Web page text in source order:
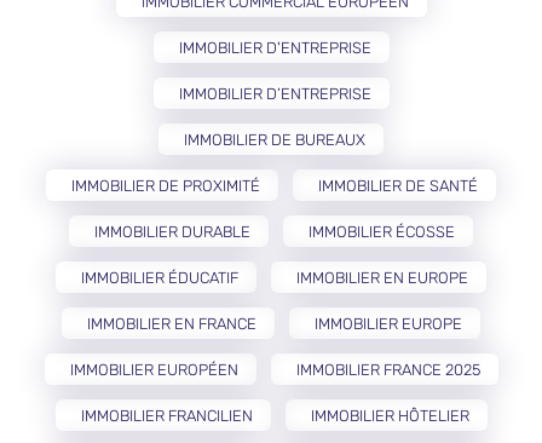
IMMOBILIER D'ENTREPRISE
IMMOBILIER D’ENTREPRISE
IMMOBILIER DE BUREAUX
IMMOBILIER DE PROXIMITÉ IMMOBILIER DE SANTÉ
IMMOBILIER DURABLE IMMOBILIER ÉCOSSE
IMMOBILIER ÉDUCATIF IMMOBILIER EN EUROPE
IMMOBILIER EN FRANCE IMMOBILIER EUROPE
IMMOBILIER EUROPÉEN IMMOBILIER FRANCE 2025
IMMOBILIER FRANCILIEN IMMOBILIER HÔTELIER